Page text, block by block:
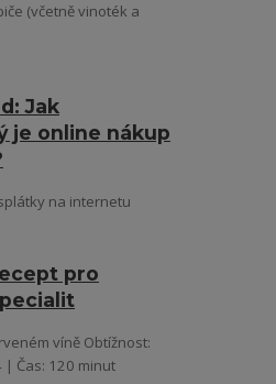
(včetně vinoték a
Jak
je online nákup
na internetu
pro
víně Obtížnost:
| Čas: 120 minut